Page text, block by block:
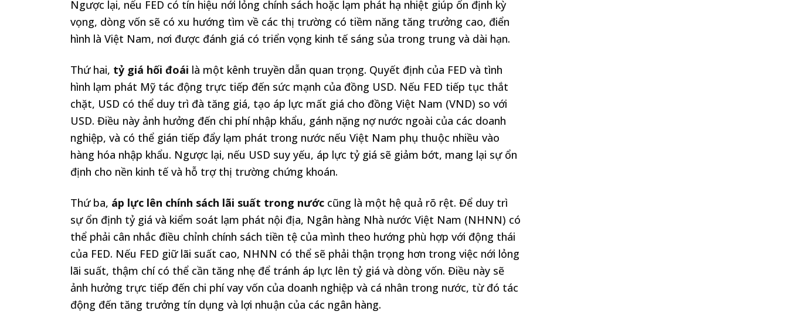
Ngược lại, nếu FED có tín hiệu nới lỏng chính sách hoặc lạm phát hạ nhiệt giúp ổn định kỳ
vọng, dòng vốn sẽ có xu hướng tìm về các thị trường có tiềm năng tăng trưởng cao, điển
hình là Việt Nam, nơi được đánh giá có triển vọng kinh tế sáng sủa trong trung và dài hạn.
Thứ hai, tỷ giá hối đoái là một kênh truyền dẫn quan trọng. Quyết định của FED và tình
hình lạm phát Mỹ tác động trực tiếp đến sức mạnh của đồng USD. Nếu FED tiếp tục thắt
chặt, USD có thể duy trì đà tăng giá, tạo áp lực mất giá cho đồng Việt Nam (VND) so với
USD. Điều này ảnh hưởng đến chi phí nhập khẩu, gánh nặng nợ nước ngoài của các doanh
nghiệp, và có thể gián tiếp đẩy lạm phát trong nước nếu Việt Nam phụ thuộc nhiều vào
hàng hóa nhập khẩu. Ngược lại, nếu USD suy yếu, áp lực tỷ giá sẽ giảm bớt, mang lại sự ổn
định cho nền kinh tế và hỗ trợ thị trường chứng khoán.
Thứ ba, áp lực lên chính sách lãi suất trong nước cũng là một hệ quả rõ rệt. Để duy trì
sự ổn định tỷ giá và kiểm soát lạm phát nội địa, Ngân hàng Nhà nước Việt Nam (NHNN) có
thể phải cân nhắc điều chỉnh chính sách tiền tệ của mình theo hướng phù hợp với động thái
của FED. Nếu FED giữ lãi suất cao, NHNN có thể sẽ phải thận trọng hơn trong việc nới lỏng
lãi suất, thậm chí có thể cần tăng nhẹ để tránh áp lực lên tỷ giá và dòng vốn. Điều này sẽ
ảnh hưởng trực tiếp đến chi phí vay vốn của doanh nghiệp và cá nhân trong nước, từ đó tác
động đến tăng trưởng tín dụng và lợi nhuận của các ngân hàng.